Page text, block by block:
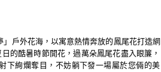
」戶外花海， 以寓意熱情奔放的鳳尾花打造網
的酷暑時節開花，過萬朵鳳尾花盡入眼簾，
下絢爛奪目， 不妨躺下發一場屬於您倆的美